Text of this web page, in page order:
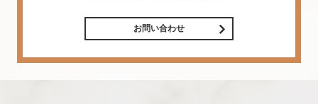
お問い合わせ